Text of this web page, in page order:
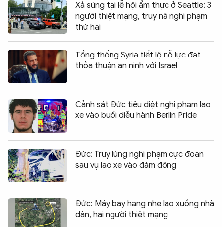
Xả súng tại lễ hội ẩm thực ở Seattle: 3
người thiệt mạng, truy nã nghi phạm
thứ hai
Tổng thống Syria tiết lộ nỗ lực đạt
thỏa thuận an ninh với Israel
Cảnh sát Đức tiêu diệt nghi phạm lao
xe vào buổi diễu hành Berlin Pride
Đức: Truy lùng nghi phạm cực đoan
sau vụ lao xe vào đám đông
Đức: Máy bay hạng nhẹ lao xuống nhà
dân, hai người thiệt mạng